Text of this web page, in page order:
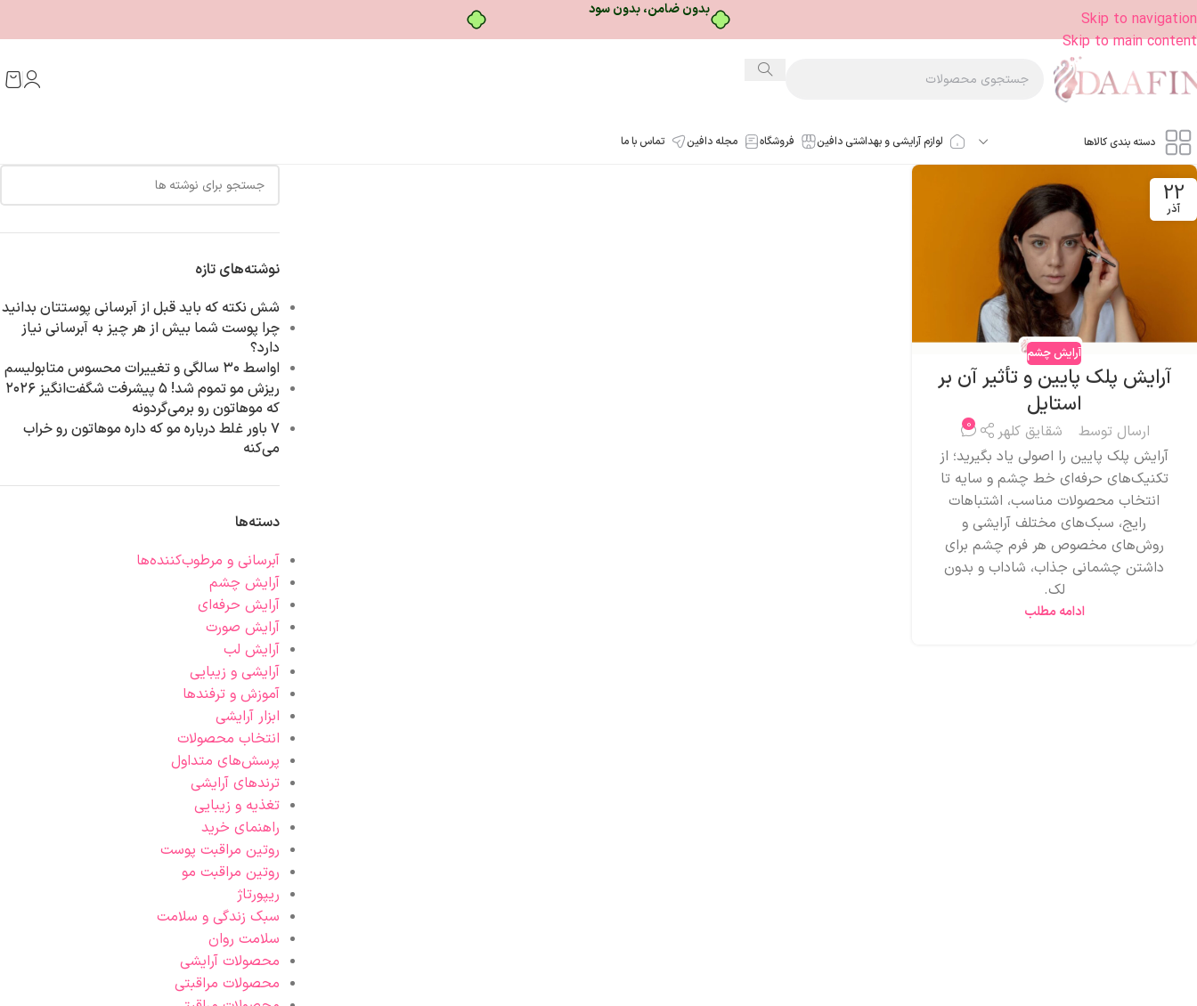
بدون ضامن، بدون سود
Skip to navigation
Skip to main content
دسته بندی کالاها لوازم آرایشی و بهداشتی دافین فروشگاه مجله دافین تماس با ما
22
آذر
آرایش چشم
آرایش پلک پایین و تأثیر آن بر
استایل
ارسال توسط شقایق کلهر 0
آرایش پلک پایین را اصولی یاد بگیرید؛ از
تکنیک‌های حرفه‌ای خط چشم و سایه تا
انتخاب محصولات مناسب، اشتباهات
رایج، سبک‌های مختلف آرایشی و
روش‌های مخصوص هر فرم چشم برای
داشتن چشمانی جذاب، شاداب و بدون
لک.
ادامه مطلب
نوشته‌های تازه
شش نکته که باید قبل از آبرسانی پوستتان بدانید
چرا پوست شما بیش از هر چیز به آبرسانی نیاز
دارد؟
اواسط ۳۰ سالگی و تغییرات محسوس متابولیسم‌
ریزش مو تموم شد! ۵ پیشرفت شگفت‌انگیز ۲۰۲۶
که موهاتون رو برمی‌گردونه
۷ باور غلط درباره مو که داره موهاتون رو خراب
می‌کنه
دسته‌ها
آبرسانی و مرطوب‌کننده‌ها
آرایش چشم
آرایش حرفه‌ای
آرایش صورت
آرایش لب
آرایشی و زیبایی
آموزش و ترفندها
ابزار آرایشی
انتخاب محصولات
پرسش‌های متداول
ترندهای آرایشی
تغذیه و زیبایی
راهنمای خرید
روتین مراقبت پوست
روتین مراقبت مو
ریپورتاژ
سبک زندگی و سلامت
سلامت روان
محصولات آرایشی
محصولات مراقبتی